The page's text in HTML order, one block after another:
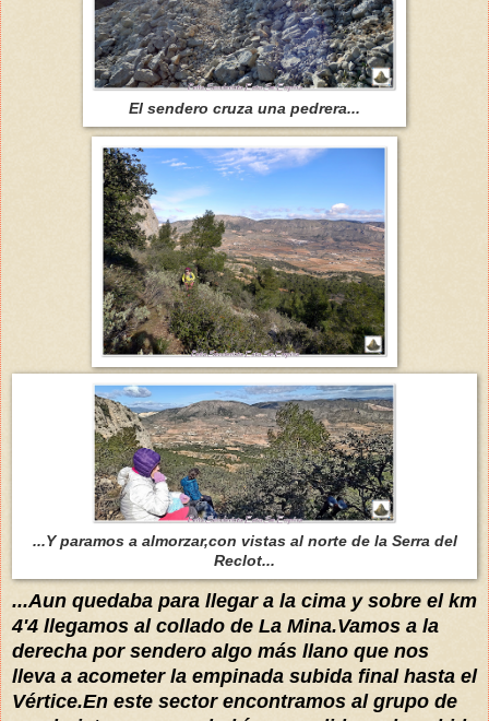
El sendero cruza una pedrera...
...Y paramos a almorzar,con vistas al norte de la Serra del
Reclot...
...Aun quedaba para llegar a la cima y sobre el km
4'4 llegamos al collado de La Mina.Vamos a la
derecha por sendero algo más llano que nos
lleva a acometer la empinada subida final hasta el
Vértice.En este sector encontramos al grupo de